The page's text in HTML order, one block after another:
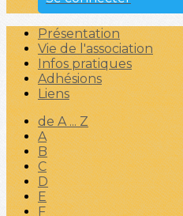
Présentation
Vie de l'association
Infos pratiques
Adhésions
Liens
de A ... Z
A
B
C
D
E
F